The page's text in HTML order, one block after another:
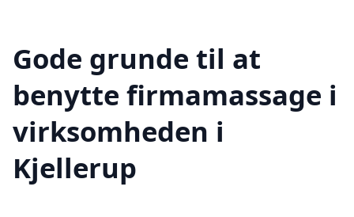
Gode grunde til at
benytte firmamassage i
virksomheden i
Kjellerup